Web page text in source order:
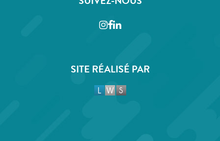
SUIVEZ-NOUS
Instagram
Facebook
LinkedIn
SITE RÉALISÉ PAR